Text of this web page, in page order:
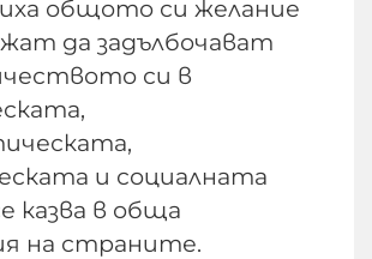
общото си желание
да задълбочават
си в
и социалната
казва в обща
на страните.